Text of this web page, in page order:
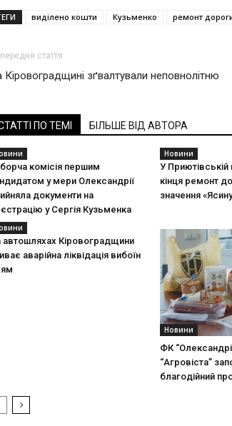
виділено кошти Кузьменко ремонт
стаття
Кіровоградщині зґвалтували неповнолітню
ПО ТЕМІ БІЛЬШЕ ВІД АВТОРА
комісія першим
у мери Олександрії
документи на
у Сергія Кузьменка
Новини
У Приютівській
кінця ремонт
значення
автошляхах Кіровоградщини
аварійна ліквідація вибоїн
ям
Новини
ФК
“Агровіста”
благодійний